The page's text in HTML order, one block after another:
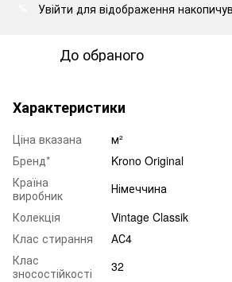
Увійти для відображення
До обраного
Характеристики
Ціна вказана
м²
Бренд*
Krono Original
Країна
виробник
Німеччина
Колекція
Vintage Classik
Клас стирання
АС4
Клас
зносостійкості
32